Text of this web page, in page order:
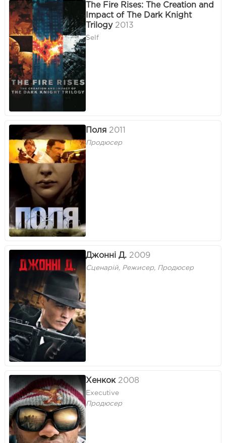
The Fire Rises: The Creation and
Impact of The Dark Knight
Trilogy 2013
Self
Поля 2011
Продюсер
Джонні Д. 2009
Сценарій, Режисер, Продюсер
Хенкок 2008
Executive
Продюсер